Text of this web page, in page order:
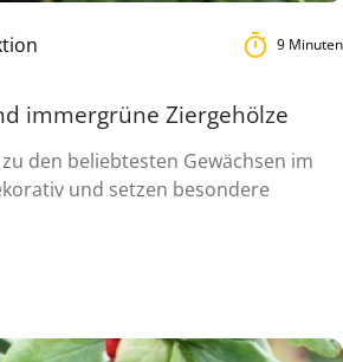
9 Minuten
immergrüne Ziergehölze
den beliebtesten Gewächsen im
und setzen besondere